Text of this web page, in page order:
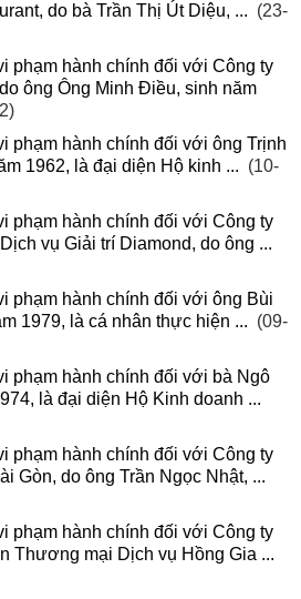
do bà Trần Thị Út Diệu, ... (23-
phạm hành chính đối với Công ty
ông Ông Minh Điều, sinh năm
phạm hành chính đối với ông Trịnh
1962, là đại diện Hộ kinh ... (10-
phạm hành chính đối với Công ty
vụ Giải trí Diamond, do ông ...
phạm hành chính đối với ông Bùi
1979, là cá nhân thực hiện ... (09-
phạm hành chính đối với bà Ngô
là đại diện Hộ Kinh doanh ...
phạm hành chính đối với Công ty
Gòn, do ông Trần Ngọc Nhật, ...
phạm hành chính đối với Công ty
Thương mại Dịch vụ Hồng Gia ...